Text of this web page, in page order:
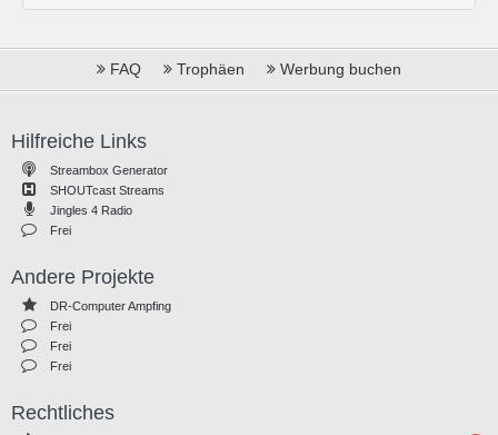
FAQ Trophäen Werbung buchen
Hilfreiche Links
Streambox Generator
SHOUTcast Streams
Jingles 4 Radio
Frei
Andere Projekte
DR-Computer Ampfing
Frei
Frei
Frei
Rechtliches